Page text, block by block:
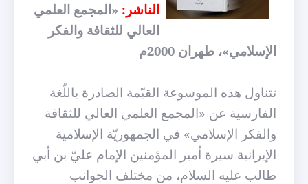
الناشر: «المجمع العلمي
العالي للثقافة والفكر
الإسلامي»، طهران 2000م
تتناول هذه الموسوعة القيّمة الصادرة باللّغة
الفارسية عن «المجمع العلمي العالي للثقافة
والفكر الإسلامي» في الجمهوريّة الإسلامية
الإيرانية سيرة أمير المؤمنين الإمام عليّ بن أبي
طالب عليه السلام، من مختلف الجوانب